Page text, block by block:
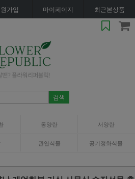
가입 마이페이지 최근본상품
동양란 서양란
관엽식물 공기정화식물